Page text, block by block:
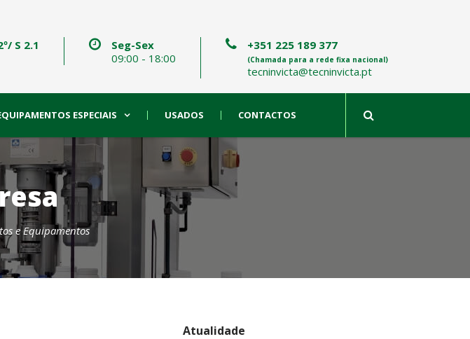
S 2.1
Seg-Sex
09:00 - 18:00
+351 225 189 377
(Chamada para a rede fixa nacional)
tecninvicta@tecninvicta.pt
ESPECIAIS USADOS CONTACTOS
e Equipamentos
Atualidade